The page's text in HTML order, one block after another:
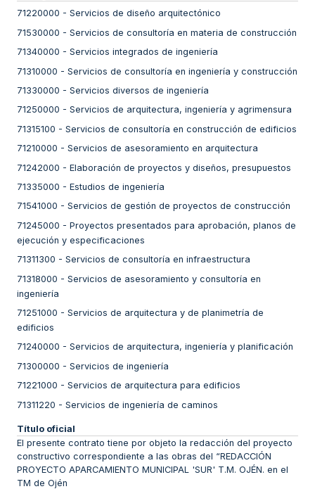
71220000 - Servicios de diseño arquitectónico
71530000 - Servicios de consultoría en materia de construcción
71340000 - Servicios integrados de ingeniería
71310000 - Servicios de consultoría en ingeniería y construcción
71330000 - Servicios diversos de ingeniería
71250000 - Servicios de arquitectura, ingeniería y agrimensura
71315100 - Servicios de consultoría en construcción de edificios
71210000 - Servicios de asesoramiento en arquitectura
71242000 - Elaboración de proyectos y diseños, presupuestos
71335000 - Estudios de ingeniería
71541000 - Servicios de gestión de proyectos de construcción
71245000 - Proyectos presentados para aprobación, planos de
ejecución y especificaciones
71311300 - Servicios de consultoría en infraestructura
71318000 - Servicios de asesoramiento y consultoría en
ingeniería
71251000 - Servicios de arquitectura y de planimetría de
edificios
71240000 - Servicios de arquitectura, ingeniería y planificación
71300000 - Servicios de ingeniería
71221000 - Servicios de arquitectura para edificios
71311220 - Servicios de ingeniería de caminos
Título oficial
El presente contrato tiene por objeto la redacción del proyecto
constructivo correspondiente a las obras del “REDACCIÓN
PROYECTO APARCAMIENTO MUNICIPAL 'SUR' T.M. OJÉN. en el
TM de Ojén